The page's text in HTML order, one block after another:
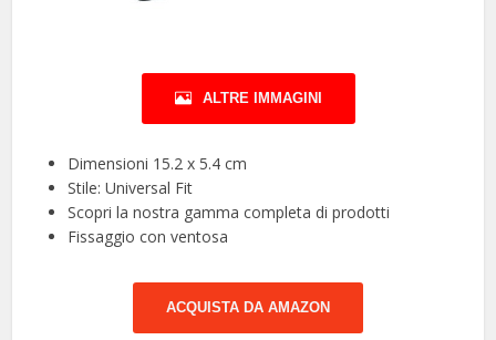
ALTRE IMMAGINI
Dimensioni 15.2 x 5.4 cm
Stile: Universal Fit
Scopri la nostra gamma completa di prodotti
Fissaggio con ventosa
ACQUISTA DA AMAZON